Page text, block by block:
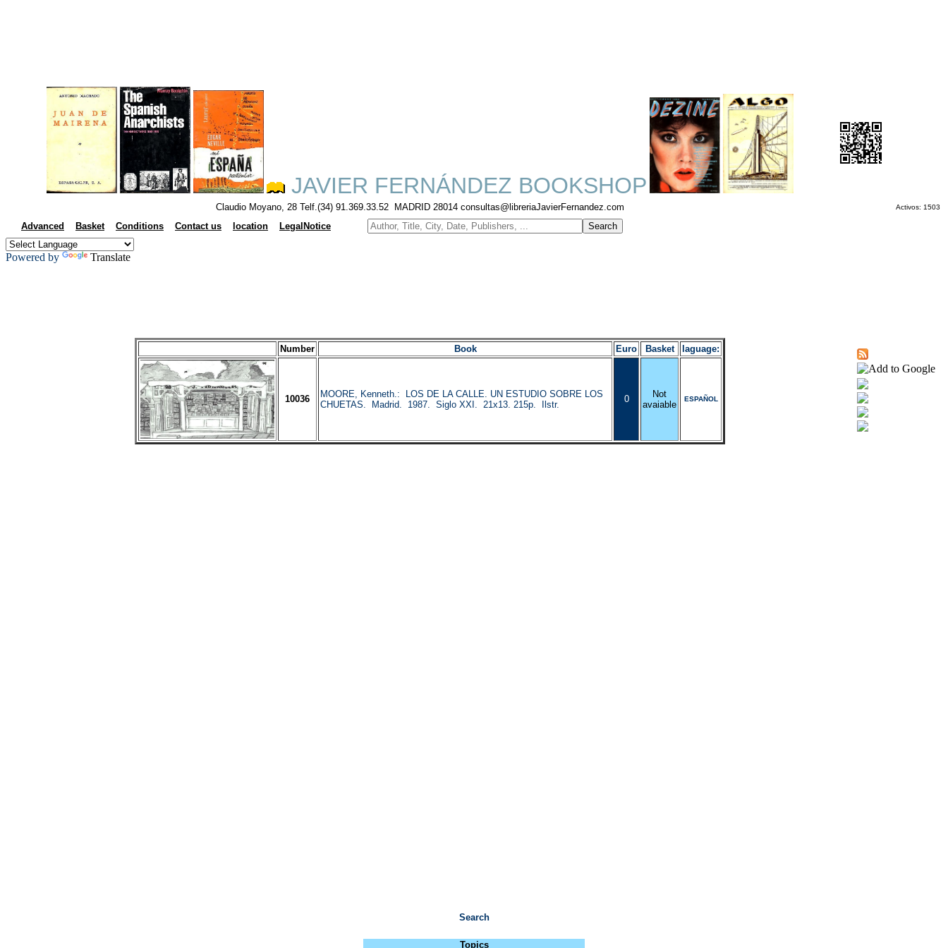
JAVIER FERNÁNDEZ BOOKSHOP
Claudio Moyano, 28 Telf.(34) 91.369.33.52 MADRID 28014 consultas@libreriaJavierFernandez.com Activos: 1503
Advanced Basket Conditions Contact us location LegalNotice
Powered by Translate
Number Book Euro Basket laguage:
10036
MOORE, Kenneth.: LOS DE LA CALLE. UN ESTUDIO SOBRE LOS
CHUETAS. Madrid. 1987. Siglo XXI. 21x13. 215p. Ilstr.
0
Not
avaiable
ESPAÑOL
Search
Topics